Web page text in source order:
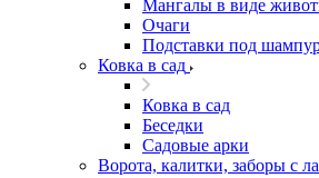
Мангалы в виде
Очаги
Подставки под
Ковка в сад
Ковка в сад
Беседки
Садовые арки
Ворота, калитки, заборы с